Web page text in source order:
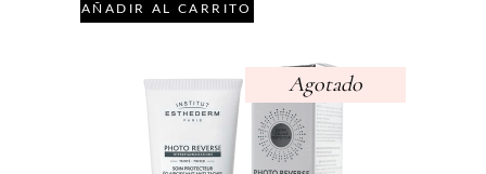
AÑADIR AL CARRITO
Agotado